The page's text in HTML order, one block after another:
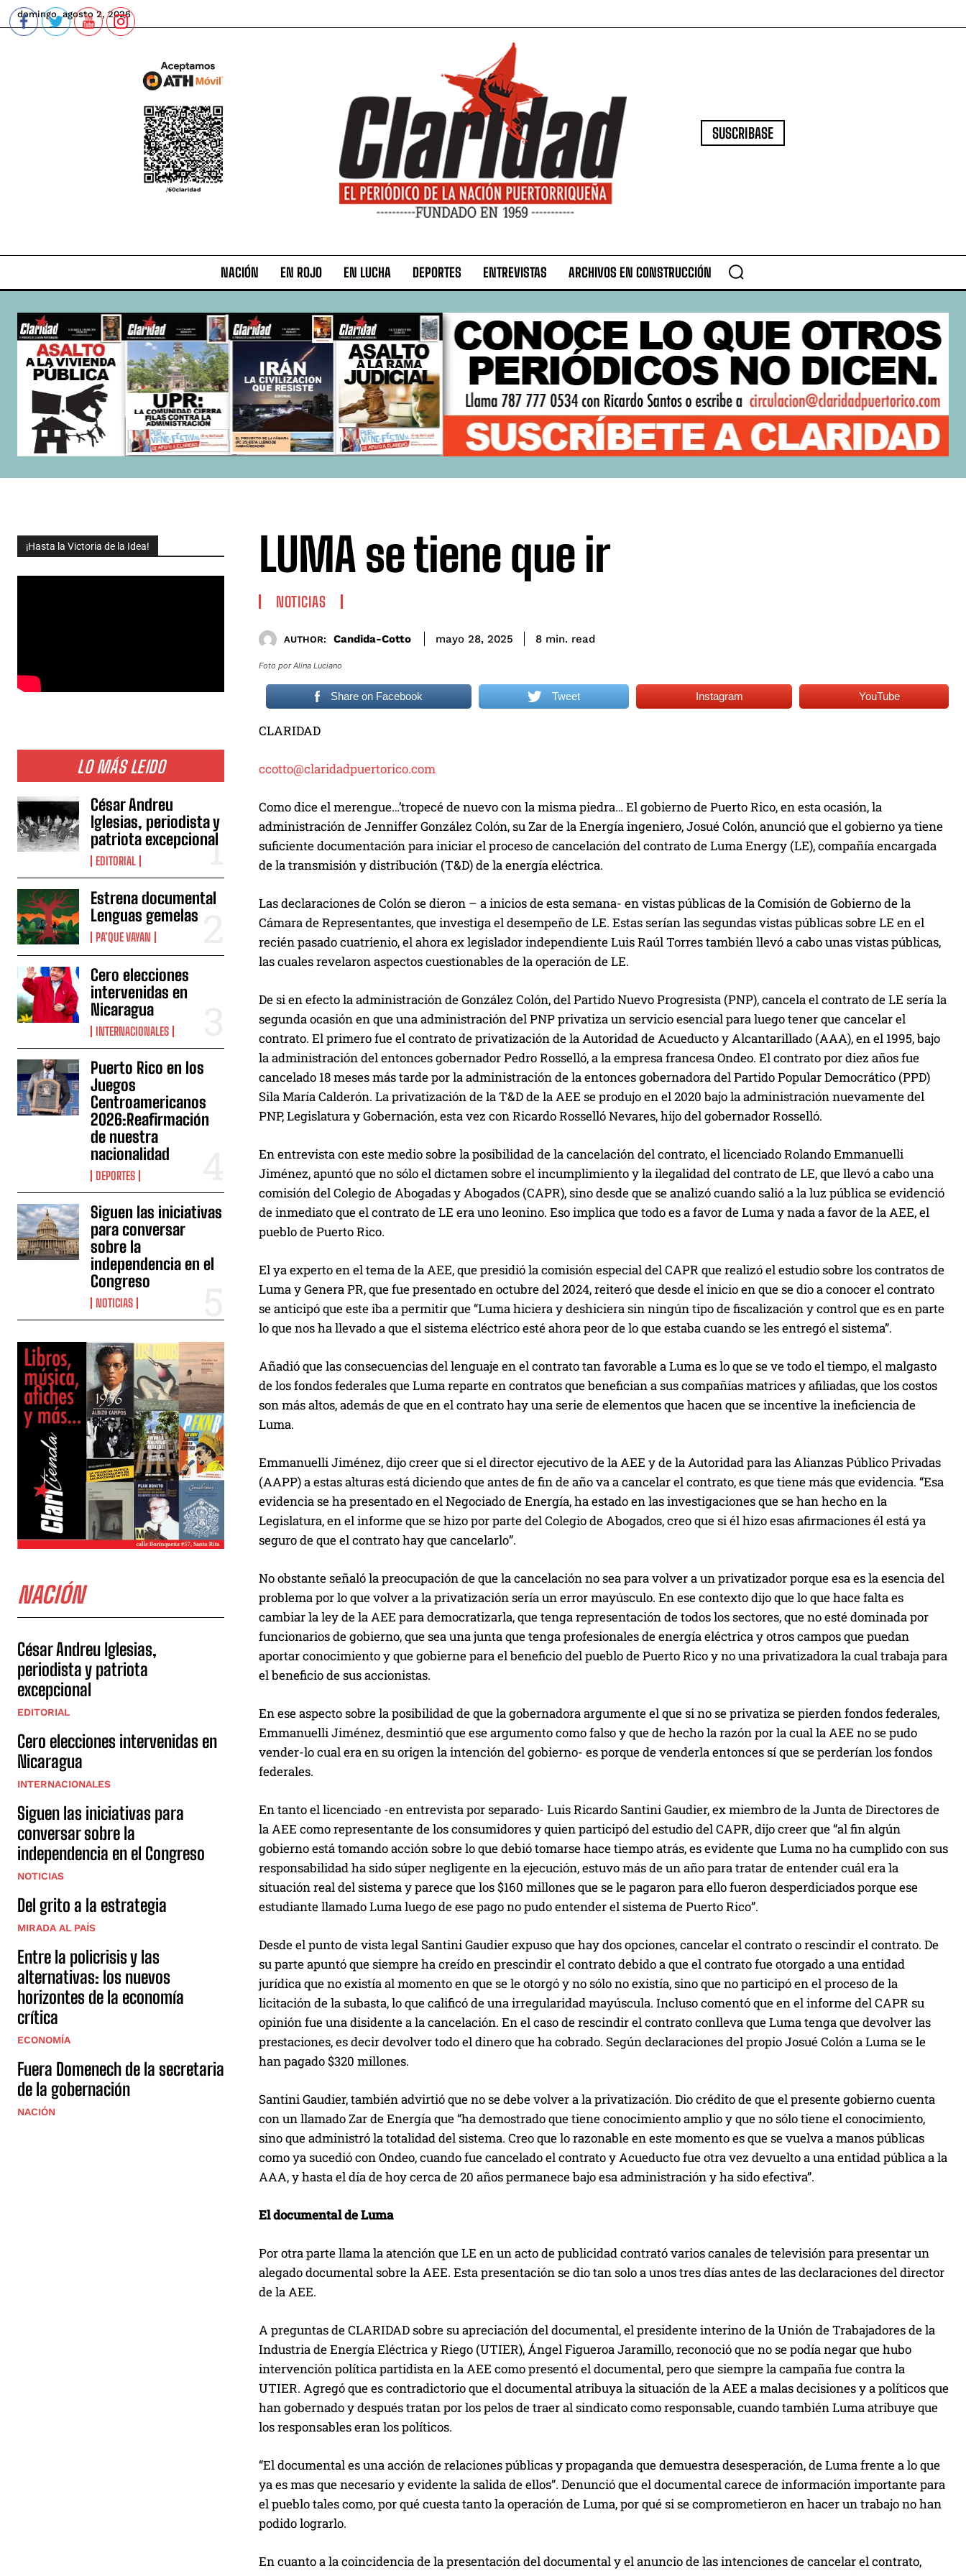
domingo, agosto 2, 2026
SUSCRIBASE
NACIÓN EN ROJO EN LUCHA DEPORTES ENTREVISTAS ARCHIVOS EN CONSTRUCCIÓN
¡Hasta la Victoria de la Idea!
LO MÁS LEIDO
César Andreu
Iglesias, periodista y
patriota excepcional
EDITORIAL
Estrena documental
Lenguas gemelas
PA’QUE VAYAN
Cero elecciones
intervenidas en
Nicaragua
INTERNACIONALES
Puerto Rico en los
Juegos
Centroamericanos
2026:Reafirmación
de nuestra
nacionalidad
DEPORTES
Siguen las iniciativas
para conversar
sobre la
independencia en el
Congreso
NOTICIAS
NACIÓN
César Andreu Iglesias,
periodista y patriota
excepcional
EDITORIAL
Cero elecciones intervenidas en
Nicaragua
INTERNACIONALES
Siguen las iniciativas para
conversar sobre la
independencia en el Congreso
NOTICIAS
Del grito a la estrategia
MIRADA AL PAÍS
Entre la policrisis y las
alternativas: los nuevos
horizontes de la economía
crítica
ECONOMÍA
Fuera Domenech de la secretaria
de la gobernación
NACIÓN
LUMA se tiene que ir
NOTICIAS
AUTHOR: Candida-Cotto mayo 28, 2025 8 min. read
Foto por Alina Luciano
Share on Facebook Tweet Instagram YouTube
CLARIDAD
ccotto@claridadpuertorico.com
Como dice el merengue…’tropecé de nuevo con la misma piedra… El gobierno de Puerto Rico, en esta ocasión, la
administración de Jenniffer González Colón, su Zar de la Energía ingeniero, Josué Colón, anunció que el gobierno ya tiene
suficiente documentación para iniciar el proceso de cancelación del contrato de Luma Energy (LE), compañía encargada
de la transmisión y distribución (T&D) de la energía eléctrica.
Las declaraciones de Colón se dieron – a inicios de esta semana- en vistas públicas de la Comisión de Gobierno de la
Cámara de Representantes, que investiga el desempeño de LE. Estas serían las segundas vistas públicas sobre LE en el
recién pasado cuatrienio, el ahora ex legislador independiente Luis Raúl Torres también llevó a cabo unas vistas públicas,
las cuales revelaron aspectos cuestionables de la operación de LE.
De si en efecto la administración de González Colón, del Partido Nuevo Progresista (PNP), cancela el contrato de LE sería la
segunda ocasión en que una administración del PNP privatiza un servicio esencial para luego tener que cancelar el
contrato. El primero fue el contrato de privatización de la Autoridad de Acueducto y Alcantarillado (AAA), en el 1995, bajo
la administración del entonces gobernador Pedro Rosselló, a la empresa francesa Ondeo. El contrato por diez años fue
cancelado 18 meses más tarde por la administración de la entonces gobernadora del Partido Popular Democrático (PPD)
Sila María Calderón. La privatización de la T&D de la AEE se produjo en el 2020 bajo la administración nuevamente del
PNP, Legislatura y Gobernación, esta vez con Ricardo Rosselló Nevares, hijo del gobernador Rosselló.
En entrevista con este medio sobre la posibilidad de la cancelación del contrato, el licenciado Rolando Emmanuelli
Jiménez, apuntó que no sólo el dictamen sobre el incumplimiento y la ilegalidad del contrato de LE, que llevó a cabo una
comisión del Colegio de Abogadas y Abogados (CAPR), sino desde que se analizó cuando salió a la luz pública se evidenció
de inmediato que el contrato de LE era uno leonino. Eso implica que todo es a favor de Luma y nada a favor de la AEE, el
pueblo de Puerto Rico.
El ya experto en el tema de la AEE, que presidió la comisión especial del CAPR que realizó el estudio sobre los contratos de
Luma y Genera PR, que fue presentado en octubre del 2024, reiteró que desde el inicio en que se dio a conocer el contrato
se anticipó que este iba a permitir que “Luma hiciera y deshiciera sin ningún tipo de fiscalización y control que es en parte
lo que nos ha llevado a que el sistema eléctrico esté ahora peor de lo que estaba cuando se les entregó el sistema”.
Añadió que las consecuencias del lenguaje en el contrato tan favorable a Luma es lo que se ve todo el tiempo, el malgasto
de los fondos federales que Luma reparte en contratos que benefician a sus compañías matrices y afiliadas, que los costos
son más altos, además de que en el contrato hay una serie de elementos que hacen que se incentive la ineficiencia de
Luma.
Emmanuelli Jiménez, dijo creer que si el director ejecutivo de la AEE y de la Autoridad para las Alianzas Público Privadas
(AAPP) a estas alturas está diciendo que antes de fin de año va a cancelar el contrato, es que tiene más que evidencia. “Esa
evidencia se ha presentado en el Negociado de Energía, ha estado en las investigaciones que se han hecho en la
Legislatura, en el informe que se hizo por parte del Colegio de Abogados, creo que si él hizo esas afirmaciones él está ya
seguro de que el contrato hay que cancelarlo”.
No obstante señaló la preocupación de que la cancelación no sea para volver a un privatizador porque esa es la esencia del
problema por lo que volver a la privatización sería un error mayúsculo. En ese contexto dijo que lo que hace falta es
cambiar la ley de la AEE para democratizarla, que tenga representación de todos los sectores, que no esté dominada por
funcionarios de gobierno, que sea una junta que tenga profesionales de energía eléctrica y otros campos que puedan
aportar conocimiento y que gobierne para el beneficio del pueblo de Puerto Rico y no una privatizadora la cual trabaja para
el beneficio de sus accionistas.
En ese aspecto sobre la posibilidad de que la gobernadora argumente el que si no se privatiza se pierden fondos federales,
Emmanuelli Jiménez, desmintió que ese argumento como falso y que de hecho la razón por la cual la AEE no se pudo
vender-lo cual era en su origen la intención del gobierno- es porque de venderla entonces sí que se perderían los fondos
federales.
En tanto el licenciado -en entrevista por separado- Luis Ricardo Santini Gaudier, ex miembro de la Junta de Directores de
la AEE como representante de los consumidores y quien participó del estudio del CAPR, dijo creer que “al fin algún
gobierno está tomando acción sobre lo que debió tomarse hace tiempo atrás, es evidente que Luma no ha cumplido con sus
responsabilidad ha sido súper negligente en la ejecución, estuvo más de un año para tratar de entender cuál era la
situación real del sistema y parece que los $160 millones que se le pagaron para ello fueron desperdiciados porque ese
estudiante llamado Luma luego de ese pago no pudo entender el sistema de Puerto Rico”.
Desde el punto de vista legal Santini Gaudier expuso que hay dos opciones, cancelar el contrato o rescindir el contrato. De
su parte apuntó que siempre ha creído en prescindir el contrato debido a que el contrato fue otorgado a una entidad
jurídica que no existía al momento en que se le otorgó y no sólo no existía, sino que no participó en el proceso de la
licitación de la subasta, lo que calificó de una irregularidad mayúscula. Incluso comentó que en el informe del CAPR su
opinión fue una disidente a la cancelación. En el caso de rescindir el contrato conlleva que Luma tenga que devolver las
prestaciones, es decir devolver todo el dinero que ha cobrado. Según declaraciones del propio Josué Colón a Luma se le
han pagado $320 millones.
Santini Gaudier, también advirtió que no se debe volver a la privatización. Dio crédito de que el presente gobierno cuenta
con un llamado Zar de Energía que “ha demostrado que tiene conocimiento amplio y que no sólo tiene el conocimiento,
sino que administró la totalidad del sistema. Creo que lo razonable en este momento es que se vuelva a manos públicas
como ya sucedió con Ondeo, cuando fue cancelado el contrato y Acueducto fue otra vez devuelto a una entidad pública a la
AAA, y hasta el día de hoy cerca de 20 años permanece bajo esa administración y ha sido efectiva”.
El documental de Luma
Por otra parte llama la atención que LE en un acto de publicidad contrató varios canales de televisión para presentar un
alegado documental sobre la AEE. Esta presentación se dio tan solo a unos tres días antes de las declaraciones del director
de la AEE.
A preguntas de CLARIDAD sobre su apreciación del documental, el presidente interino de la Unión de Trabajadores de la
Industria de Energía Eléctrica y Riego (UTIER), Ángel Figueroa Jaramillo, reconoció que no se podía negar que hubo
intervención política partidista en la AEE como presentó el documental, pero que siempre la campaña fue contra la
UTIER. Agregó que es contradictorio que el documental atribuya la situación de la AEE a malas decisiones y a políticos que
han gobernado y después tratan por los pelos de traer al sindicato como responsable, cuando también Luma atribuye que
los responsables eran los políticos.
“El documental es una acción de relaciones públicas y propaganda que demuestra desesperación, de Luma frente a lo que
ya es mas que necesario y evidente la salida de ellos”. Denunció que el documental carece de información importante para
el pueblo tales como, por qué cuesta tanto la operación de Luma, por qué si se comprometieron en hacer un trabajo no han
podido lograrlo.
En cuanto a la coincidencia de la presentación del documental y el anuncio de las intenciones de cancelar el contrato,